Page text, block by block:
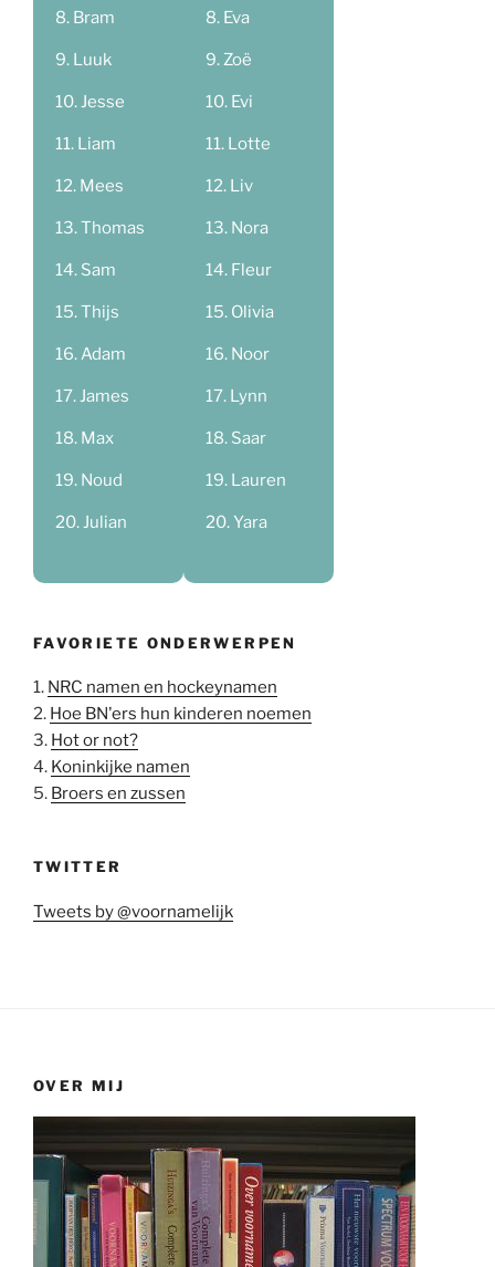
Bram
Luuk
Jesse
Liam
Mees
Thomas
Sam
Thijs
Adam
James
Max
Noud
Julian
Eva
Zoë
Evi
Lotte
Liv
Nora
Fleur
Olivia
Noor
Lynn
Saar
Lauren
Yara
FAVORIETE ONDERWERPEN
1. NRC namen en hockeynamen
2. Hoe BN'ers hun kinderen noemen
3. Hot or not?
4. Koninkijke namen
5. Broers en zussen
TWITTER
Tweets by @voornamelijk
OVER MIJ